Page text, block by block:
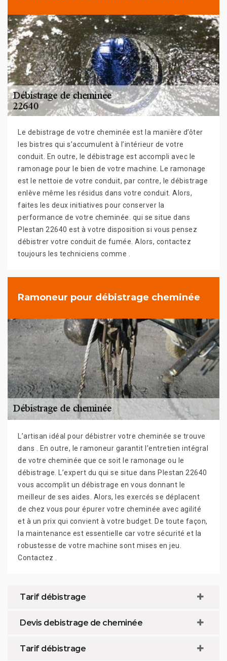
Le debistrage de votre cheminée est la manière d’ôter
les bistres qui s’accumulent à l’intérieur de votre
conduit. En outre, le débistrage est accompli avec le
ramonage pour le bien de votre machine. Le ramonage
est le nettoie de votre conduit, par contre, le débistrage
enlève même les résidus dans votre conduit. Alors,
faites les deux initiatives pour conserver la
performance de votre cheminée. qui se situe dans
Plestan 22640 est à votre disposition si vous pensez
débistrer votre conduit de fumée. Alors, contactez
toujours les techniciens comme .
Ramoneur pour débistrage cheminée
L’artisan idéal pour débistrer votre cheminée se trouve
dans . En outre, le ramoneur garantit l’entretien intégral
de votre cheminée que ce soit le ramonage ou le
débistrage. L’expert du qui se situe dans Plestan 22640
vous accomplit un débistrage en vous donnant le
meilleur de ses aides. Alors, les exercés se déplacent
de chez vous pour épurer votre cheminée avec agilité
et à un prix qui convient à votre budget. De toute façon,
la maintenance est essentielle car votre sécurité et la
robustesse de votre machine sont mises en jeu.
Contactez .
Tarif débistrage
Devis debistrage de cheminée
Tarif débistrage